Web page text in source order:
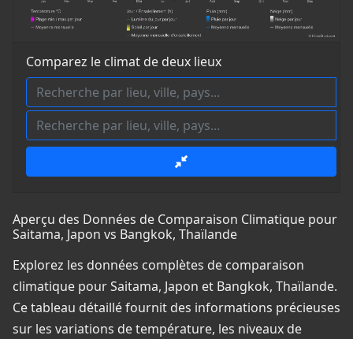
Comparez le climat de deux lieux
Aperçu des Données de Comparaison Climatique pour
Saitama, Japon vs Bangkok, Thaïlande
Explorez les données complètes de comparaison
climatique pour Saitama, Japon et Bangkok, Thaïlande.
Ce tableau détaillé fournit des informations précieuses
sur les variations de température, les niveaux de